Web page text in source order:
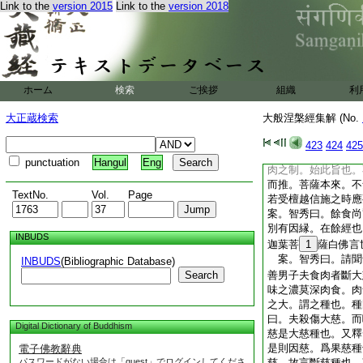
Link to the version 2015 Link to the version 2018
ホーム 検索 ご挨拶 組織 利
大正蔵検索
punctuation Hangul Eng
TextNo. Vol. Page
INBUDS
INBUDS(Bibliographic Database)
Search
Digital Dictionary of Buddhism
電子佛教辭典
大般涅槃經集解 (No.
423 424 425
循引前答旨。
也。智秀曰。釋所
功徳。豈可不制不
何以故我見不食肉
善男子從今日始不
案。上説常住之因
今猶復肉食。便是
以不殺。無乃愧心
肉之制。始此旨也
而推。菩薩本來。
若受檀越信施之時
案。智秀曰。餘食
別有因縁。在餘經也
迦葉菩 1 薩白佛言
案。智秀曰。請
善男子夫食肉者斷
味之濃莫深肉食。
之大。謂之種也。
曰。夫殺傷大慈。
慈是大慈種也。又
是則因慈。爲果慈